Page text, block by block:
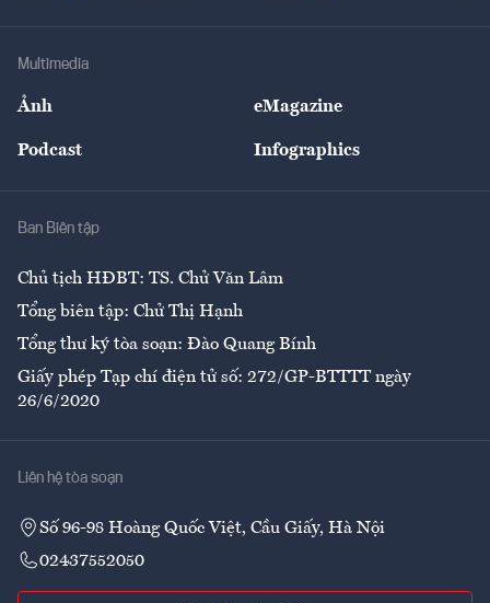
Giải trí
Multimedia
Ảnh eMagazine
Podcast Infographics
Ban Biên tập
Chủ tịch HĐBT: TS. Chử Văn Lâm
Tổng biên tập: Chử Thị Hạnh
Tổng thư ký tòa soạn: Đào Quang Bính
Giấy phép Tạp chí điện tử số: 272/GP-BTTTT ngày
26/6/2020
Liên hệ tòa soạn
Số 96-98 Hoàng Quốc Việt, Cầu Giấy, Hà Nội
02437552050